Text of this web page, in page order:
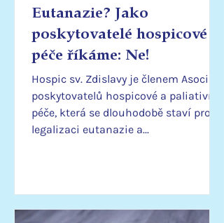
Eutanazie? Jako
poskytovatelé hospicové
péče říkáme: Ne!
Hospic sv. Zdislavy je členem Asociace
poskytovatelů hospicové a paliativní
péče, která se dlouhodobě staví proti
legalizaci eutanazie a...